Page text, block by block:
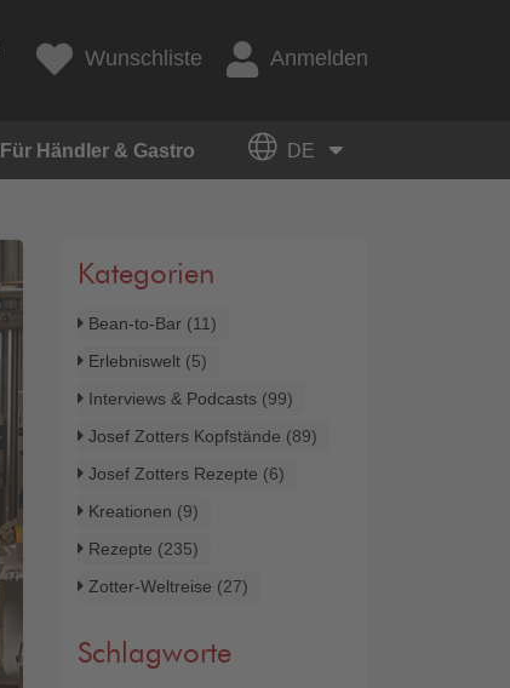
Wunschliste Anmelden
Für Händler & Gastro DE
Kategorien
Bean-to-Bar(11)
Erlebniswelt(5)
Interviews & Podcasts(99)
Josef Zotters Kopfstände (89)
Josef Zotters Rezepte (6)
Kreationen (9)
Rezepte (235)
Zotter-Weltreise (27)
Schlagworte